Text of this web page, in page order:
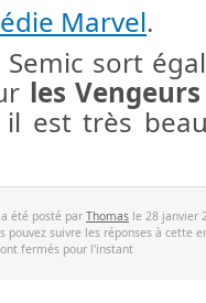
Marvel.
Semic sort
les Vengeurs
il est très
été posté par Thomas le 28 janvier
pouvez suivre les réponses à cette
fermés pour l'instant